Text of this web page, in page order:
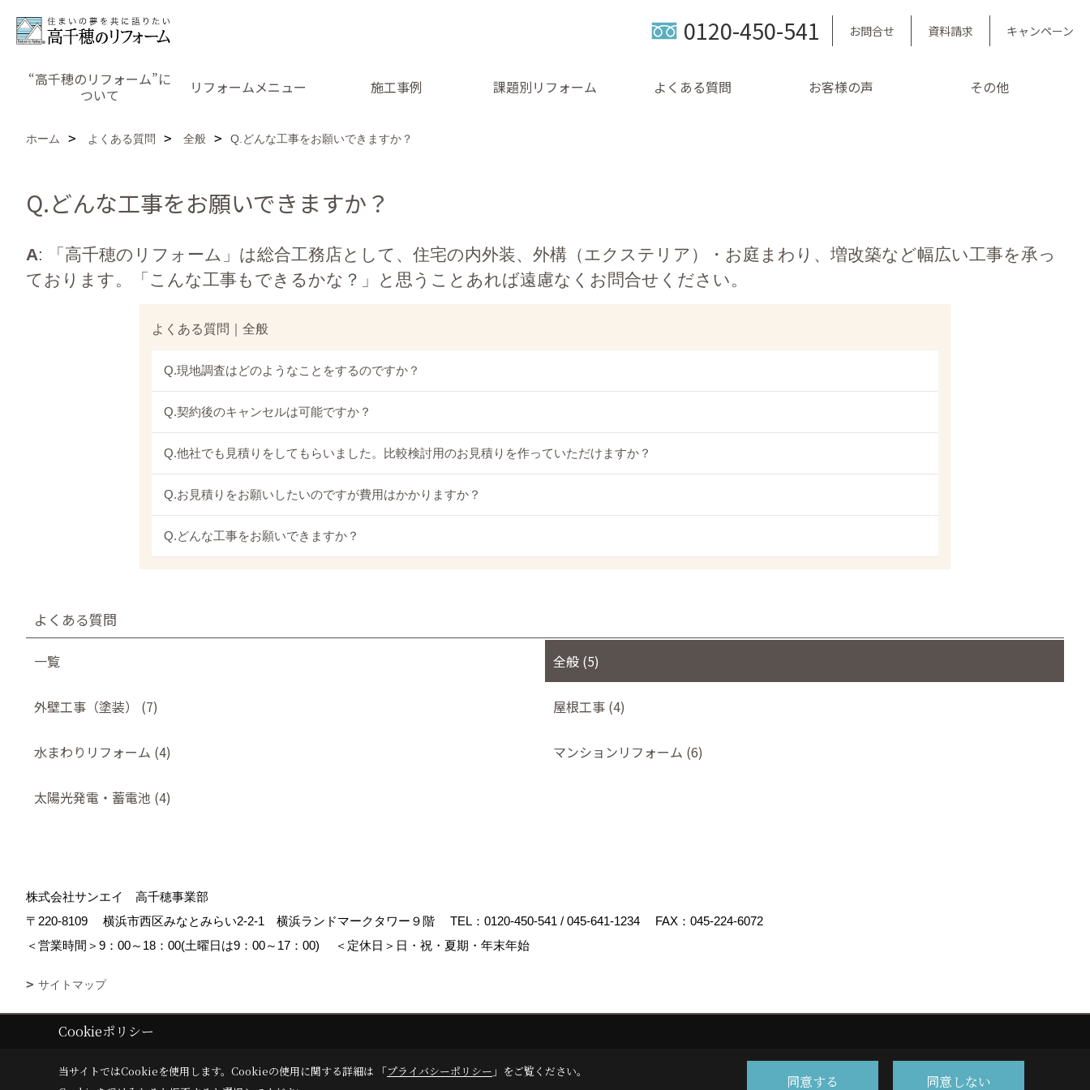
0120-450-541 お問合せ 資料請求 キャンペーン
“高千穂のリフォーム”に
ついて
リフォームメニュー 施工事例 課題別リフォーム よくある質問 お客様の声 その他
ホーム よくある質問 全般 Q.どんな工事をお願いできますか？
Q.どんな工事をお願いできますか？
A: 「高千穂のリフォーム」は総合工務店として、住宅の内外装、外構（エクステリア）・お庭まわり、増改築など幅広い工事を承っ
ております。「こんな工事もできるかな？」と思うことあれば遠慮なくお問合せください。
よくある質問｜全般
Q.現地調査はどのようなことをするのですか？
Q.契約後のキャンセルは可能ですか？
Q.他社でも見積りをしてもらいました。比較検討用のお見積りを作っていただけますか？
Q.お見積りをお願いしたいのですが費用はかかりますか？
Q.どんな工事をお願いできますか？
よくある質問
一覧 全般 (5)
外壁工事（塗装） (7) 屋根工事 (4)
水まわりリフォーム (4) マンションリフォーム (6)
太陽光発電・蓄電池 (4)
株式会社サンエイ 高千穂事業部
〒220-8109
横浜市西区みなとみらい2-2-1 横浜ランドマークタワー９階 TEL： 0120-450-541 / 045-641-1234
FAX：045-224-6072
＜営業時間＞9：00～18：00(土曜日は9：00～17：00)
＜定休日＞日・祝・夏期・年末年始
サイトマップ
Copyright (c) Sanei corp. All Rights Reserved.
Cookieポリシー
当サイトではCookieを使用します。 Cookieの使用に関する詳細は 「プライバシーポリシー 」をご覧ください。
同意する 同意しない